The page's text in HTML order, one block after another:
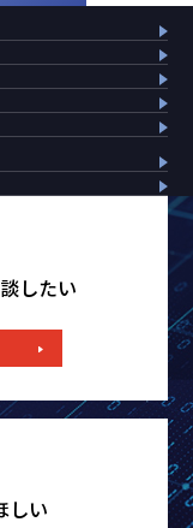
したい
しい